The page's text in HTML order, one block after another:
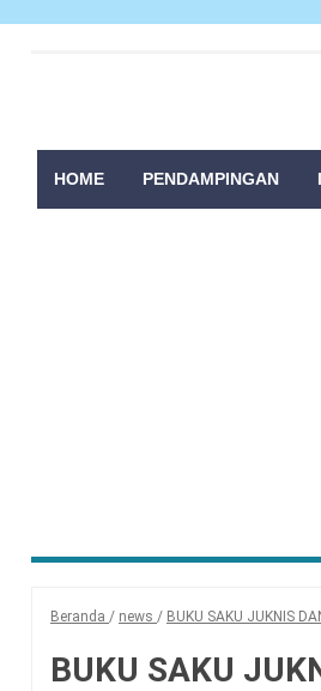
HOME PENDAMPINGAN
Beranda / news / BUKU SAKU JUKNIS
BUKU SAKU